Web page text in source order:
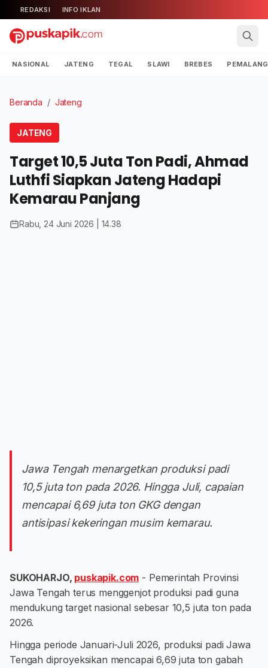
REDAKSI INFO IKLAN
NASIONAL JATENG TEGAL SLAWI BREBES PEMALANG
Beranda / Jateng
JATENG
Target 10,5 Juta Ton Padi, Ahmad
Luthfi Siapkan Jateng Hadapi
Kemarau Panjang
Rabu, 24 Juni 2026 | 14.38
Jawa Tengah menargetkan produksi padi
10,5 juta ton pada 2026. Hingga Juli, capaian
mencapai 6,69 juta ton GKG dengan
antisipasi kekeringan musim kemarau.
SUKOHARJO, puskapik.com - Pemerintah Provinsi
Jawa Tengah terus menggenjot produksi padi guna
mendukung target nasional sebesar 10,5 juta ton pada
2026.
Hingga periode Januari-Juli 2026, produksi padi Jawa
Tengah diproyeksikan mencapai 6,69 juta ton gabah